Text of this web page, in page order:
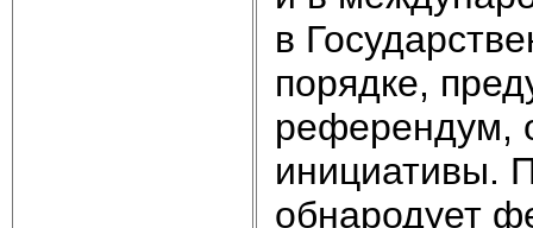
в
порядке,
референдум,
инициативы.
обнародует